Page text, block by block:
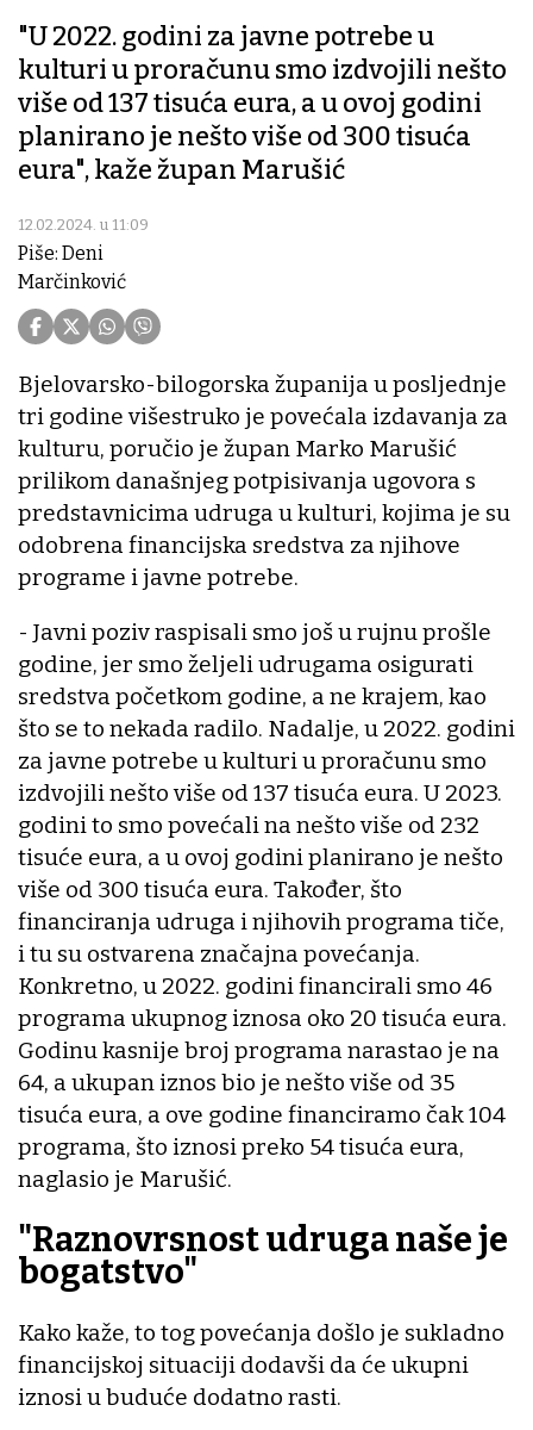
"U 2022. godini za javne potrebe u
kulturi u proračunu smo izdvojili nešto
više od 137 tisuća eura, a u ovoj godini
planirano je nešto više od 300 tisuća
eura", kaže župan Marušić
12.02.2024. u 11:09
Piše: Deni
Marčinković
Bjelovarsko-bilogorska županija u posljednje
tri godine višestruko je povećala izdavanja za
kulturu, poručio je župan Marko Marušić
prilikom današnjeg potpisivanja ugovora s
predstavnicima udruga u kulturi, kojima je su
odobrena financijska sredstva za njihove
programe i javne potrebe.
- Javni poziv raspisali smo još u rujnu prošle
godine, jer smo željeli udrugama osigurati
sredstva početkom godine, a ne krajem, kao
što se to nekada radilo. Nadalje, u 2022. godini
za javne potrebe u kulturi u proračunu smo
izdvojili nešto više od 137 tisuća eura. U 2023.
godini to smo povećali na nešto više od 232
tisuće eura, a u ovoj godini planirano je nešto
više od 300 tisuća eura. Također, što
financiranja udruga i njihovih programa tiče,
i tu su ostvarena značajna povećanja.
Konkretno, u 2022. godini financirali smo 46
programa ukupnog iznosa oko 20 tisuća eura.
Godinu kasnije broj programa narastao je na
64, a ukupan iznos bio je nešto više od 35
tisuća eura, a ove godine financiramo čak 104
programa, što iznosi preko 54 tisuća eura,
naglasio je Marušić.
"Raznovrsnost udruga naše je
bogatstvo"
Kako kaže, to tog povećanja došlo je sukladno
financijskoj situaciji dodavši da će ukupni
iznosi u buduće dodatno rasti.